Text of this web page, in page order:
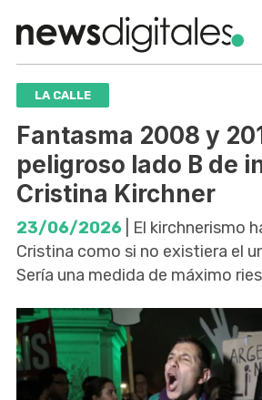
LA CALLE
Fantasma 2008 y
peligroso lado B de
Cristina Kirchner
23/06/2026 | El kirchnerismo
Cristina como si no existiera el
Sería una medida de máximo